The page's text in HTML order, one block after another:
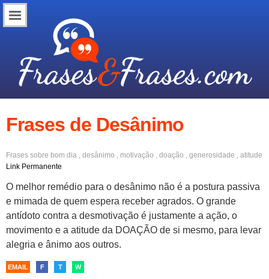
Frases de Desânimo
Frases sobre bom dia , desânimo , motivação , doação , generosidade , atitude
Link Permanente
O melhor remédio para o desânimo não é a postura passiva
e mimada de quem espera receber agrados. O grande
antídoto contra a desmotivação é justamente a ação, o
movimento e a atitude da DOAÇÃO de si mesmo, para levar
alegria e ânimo aos outros.
EMAIL F T W